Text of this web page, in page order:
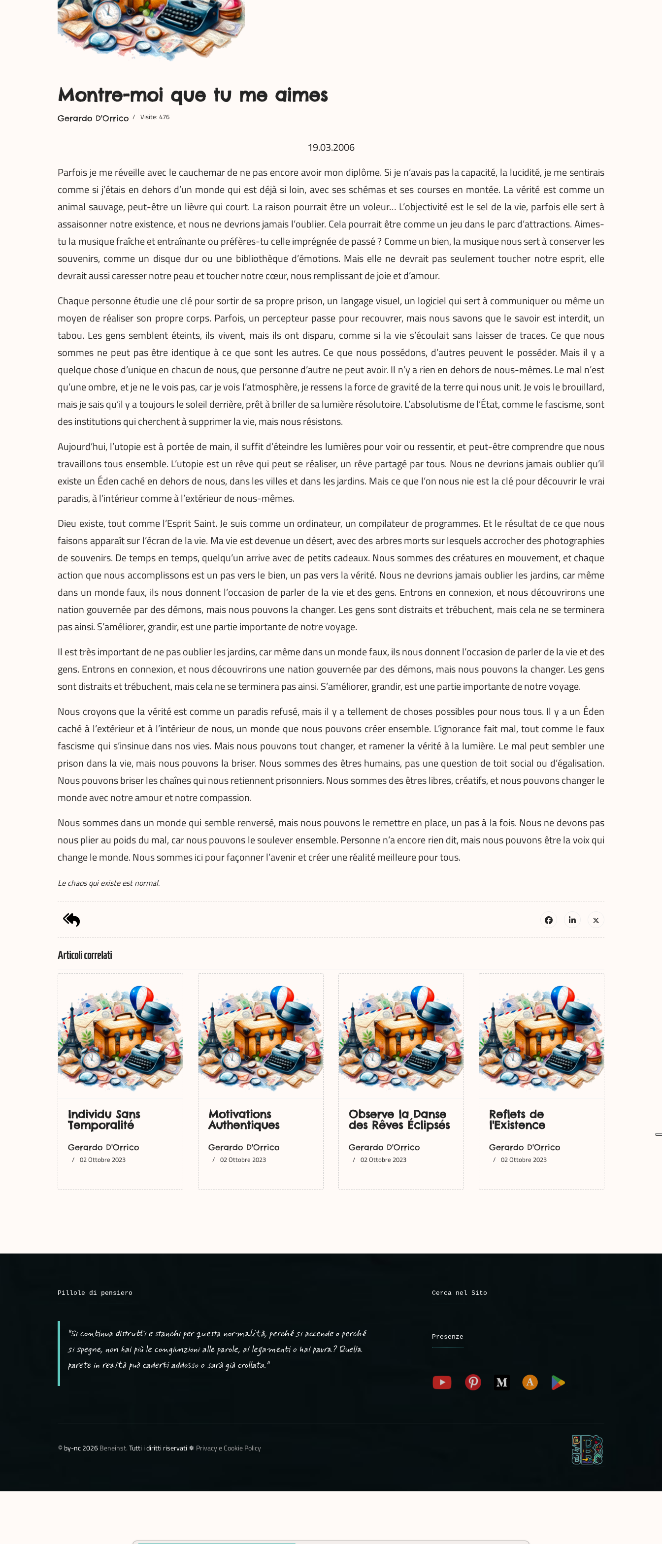
Montre-moi que tu me aimes
Gerardo D'Orrico Visite: 476
19.03.2006
Parfois je me réveille avec le cauchemar de ne pas encore avoir mon diplôme. Si je n’avais pas la capacité, la lucidité, je me sentirais
comme si j’étais en dehors d’un monde qui est déjà si loin, avec ses schémas et ses courses en montée. La vérité est comme un
animal sauvage, peut-être un lièvre qui court. La raison pourrait être un voleur… L’objectivité est le sel de la vie, parfois elle sert à
assaisonner notre existence, et nous ne devrions jamais l’oublier. Cela pourrait être comme un jeu dans le parc d’attractions. Aimes-
tu la musique fraîche et entraînante ou préfères-tu celle imprégnée de passé ? Comme un bien, la musique nous sert à conserver les
souvenirs, comme un disque dur ou une bibliothèque d’émotions. Mais elle ne devrait pas seulement toucher notre esprit, elle
devrait aussi caresser notre peau et toucher notre cœur, nous remplissant de joie et d’amour.
Chaque personne étudie une clé pour sortir de sa propre prison, un langage visuel, un logiciel qui sert à communiquer ou même un
moyen de réaliser son propre corps. Parfois, un percepteur passe pour recouvrer, mais nous savons que le savoir est interdit, un
tabou. Les gens semblent éteints, ils vivent, mais ils ont disparu, comme si la vie s’écoulait sans laisser de traces. Ce que nous
sommes ne peut pas être identique à ce que sont les autres. Ce que nous possédons, d’autres peuvent le posséder. Mais il y a
quelque chose d’unique en chacun de nous, que personne d’autre ne peut avoir. Il n’y a rien en dehors de nous-mêmes. Le mal n’est
qu’une ombre, et je ne le vois pas, car je vois l’atmosphère, je ressens la force de gravité de la terre qui nous unit. Je vois le brouillard,
mais je sais qu’il y a toujours le soleil derrière, prêt à briller de sa lumière résolutoire. L’absolutisme de l’État, comme le fascisme, sont
des institutions qui cherchent à supprimer la vie, mais nous résistons.
Aujourd’hui, l’utopie est à portée de main, il suffit d’éteindre les lumières pour voir ou ressentir, et peut-être comprendre que nous
travaillons tous ensemble. L’utopie est un rêve qui peut se réaliser, un rêve partagé par tous. Nous ne devrions jamais oublier qu’il
existe un Éden caché en dehors de nous, dans les villes et dans les jardins. Mais ce que l’on nous nie est la clé pour découvrir le vrai
paradis, à l’intérieur comme à l’extérieur de nous-mêmes.
Dieu existe, tout comme l’Esprit Saint. Je suis comme un ordinateur, un compilateur de programmes. Et le résultat de ce que nous
faisons apparaît sur l’écran de la vie. Ma vie est devenue un désert, avec des arbres morts sur lesquels accrocher des photographies
de souvenirs. De temps en temps, quelqu’un arrive avec de petits cadeaux. Nous sommes des créatures en mouvement, et chaque
action que nous accomplissons est un pas vers le bien, un pas vers la vérité. Nous ne devrions jamais oublier les jardins, car même
dans un monde faux, ils nous donnent l’occasion de parler de la vie et des gens. Entrons en connexion, et nous découvrirons une
nation gouvernée par des démons, mais nous pouvons la changer. Les gens sont distraits et trébuchent, mais cela ne se terminera
pas ainsi. S’améliorer, grandir, est une partie importante de notre voyage.
Il est très important de ne pas oublier les jardins, car même dans un monde faux, ils nous donnent l’occasion de parler de la vie et des
gens. Entrons en connexion, et nous découvrirons une nation gouvernée par des démons, mais nous pouvons la changer. Les gens
sont distraits et trébuchent, mais cela ne se terminera pas ainsi. S’améliorer, grandir, est une partie importante de notre voyage.
Nous croyons que la vérité est comme un paradis refusé, mais il y a tellement de choses possibles pour nous tous. Il y a un Éden
caché à l’extérieur et à l’intérieur de nous, un monde que nous pouvons créer ensemble. L’ignorance fait mal, tout comme le faux
fascisme qui s’insinue dans nos vies. Mais nous pouvons tout changer, et ramener la vérité à la lumière. Le mal peut sembler une
prison dans la vie, mais nous pouvons la briser. Nous sommes des êtres humains, pas une question de toit social ou d’égalisation.
Nous pouvons briser les chaînes qui nous retiennent prisonniers. Nous sommes des êtres libres, créatifs, et nous pouvons changer le
monde avec notre amour et notre compassion.
Nous sommes dans un monde qui semble renversé, mais nous pouvons le remettre en place, un pas à la fois. Nous ne devons pas
nous plier au poids du mal, car nous pouvons le soulever ensemble. Personne n’a encore rien dit, mais nous pouvons être la voix qui
change le monde. Nous sommes ici pour façonner l’avenir et créer une réalité meilleure pour tous.
Le chaos qui existe est normal.
Articoli correlati
Individu Sans
Temporalité
Gerardo D'Orrico
02 Ottobre 2023
Motivations
Authentiques
Gerardo D'Orrico
02 Ottobre 2023
Observe la Danse
des Rêves Éclipsés
Gerardo D'Orrico
02 Ottobre 2023
Reflets de
l'Existence
Gerardo D'Orrico
02 Ottobre 2023
Pillole di pensiero
"Si continua distrutti e stanchi per questa normalità, perché si accende o perché
si spegne, non hai più le congiunzioni alle parole, ai legamenti o hai paura? Quella
parete in realtà può caderti addosso o sarà già crollata."
Cerca nel Sito
Presenze
©️ by-nc 2026Beneinst.Tutti i diritti riservati ✵ Privacy e Cookie Policy